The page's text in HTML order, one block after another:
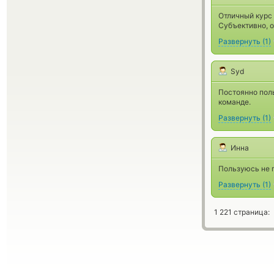
Отличный
Субъективно,
Развернуть (1)
Syd
Постоянно
команде.
Развернуть (1)
Инна
Пользуюсь не
Развернуть (1)
1 221 страница: